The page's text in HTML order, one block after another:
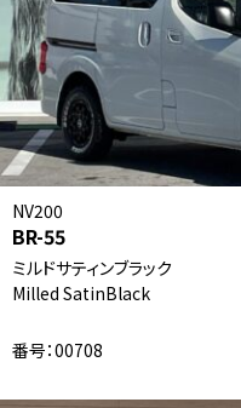
NV200
BR-55
ミルドサティンブラック
Milled SatinBlack
番号：00708